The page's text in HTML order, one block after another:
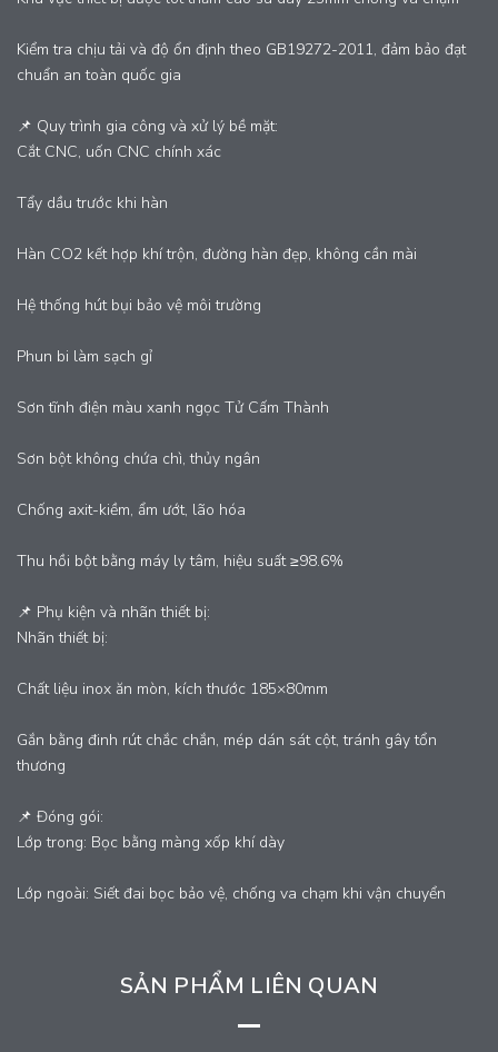
Kiểm tra chịu tải và độ ổn định theo GB19272-2011, đảm bảo đạt
chuẩn an toàn quốc gia
📌 Quy trình gia công và xử lý bề mặt:
Cắt CNC, uốn CNC chính xác
Tẩy dầu trước khi hàn
Hàn CO2 kết hợp khí trộn, đường hàn đẹp, không cần mài
Hệ thống hút bụi bảo vệ môi trường
Phun bi làm sạch gỉ
Sơn tĩnh điện màu xanh ngọc Tử Cấm Thành
Sơn bột không chứa chì, thủy ngân
Chống axit-kiềm, ẩm ướt, lão hóa
Thu hồi bột bằng máy ly tâm, hiệu suất ≥98.6%
📌 Phụ kiện và nhãn thiết bị:
Nhãn thiết bị:
Chất liệu inox ăn mòn, kích thước 185×80mm
Gắn bằng đinh rút chắc chắn, mép dán sát cột, tránh gây tổn
thương
📌 Đóng gói:
Lớp trong: Bọc bằng màng xốp khí dày
Lớp ngoài: Siết đai bọc bảo vệ, chống va chạm khi vận chuyển
SẢN PHẨM LIÊN QUAN